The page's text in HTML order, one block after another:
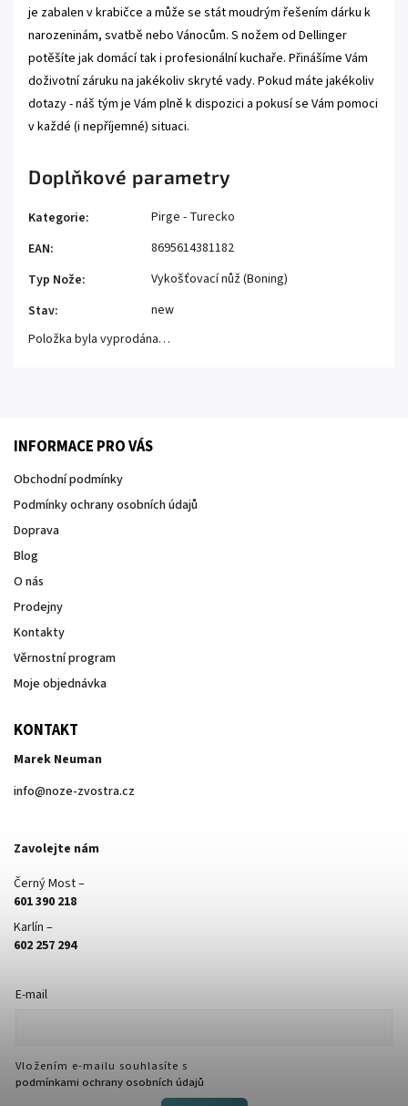
je zabalen v krabičce a může se stát moudrým řešením dárku k
narozeninám, svatbě nebo Vánocům. S nožem od Dellinger
potěšíte jak domácí tak i profesionální kuchaře. Přinášíme Vám
doživotní záruku na jakékoliv skryté vady. Pokud máte jakékoliv
dotazy - náš tým je Vám plně k dispozici a pokusí se Vám pomoci
v každé (i nepříjemné) situaci.
Doplňkové parametry
Kategorie:
Pirge - Turecko
EAN:
8695614381182
Typ Nože:
Vykošťovací nůž (Boning)
Stav:
new
Položka byla vyprodána…
INFORMACE PRO VÁS
Obchodní podmínky
Podmínky ochrany osobních údajů
Doprava
Blog
O nás
Prodejny
Kontakty
Věrnostní program
Moje objednávka
KONTAKT
Marek Neuman
info@noze-zvostra.cz
Zavolejte nám
Černý Most –
601 390 218
Karlín –
602 257 294
E-mail
Vložením e-mailu souhlasíte s
podmínkami ochrany osobních údajů